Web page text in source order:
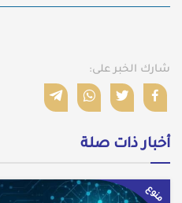
شارك الخبر على:
أخبار ذات صلة
منوع